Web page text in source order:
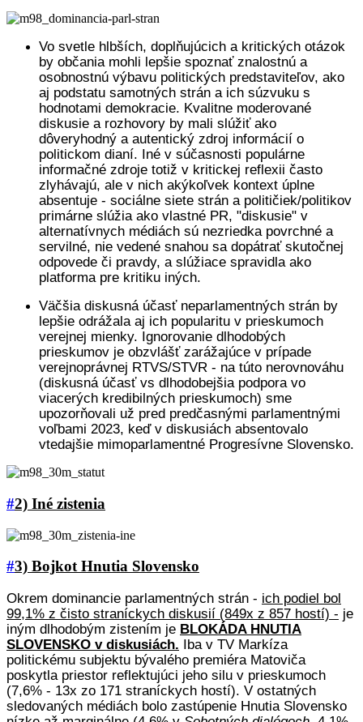
Vo svetle hlbších, doplňujúcich a kritických otázok
by občania mohli lepšie spoznať znalostnú a
osobnostnú výbavu politických predstaviteľov, ako
aj podstatu samotných strán a ich súzvuku s
hodnotami demokracie. Kvalitne moderované
diskusie a rozhovory by mali slúžiť ako
dôveryhodný a autentický zdroj informácií o
politickom dianí. Iné v súčasnosti populárne
informačné zdroje totiž v kritickej reflexii často
zlyhávajú, ale v nich akýkoľvek kontext úplne
absentuje - sociálne siete strán a političiek/politikov
primárne slúžia ako vlastné PR, "diskusie" v
alternatívnych médiách sú nezriedka povrchné a
servilné, nie vedené snahou sa dopátrať skutočnej
odpovede či pravdy, a slúžiace spravidla ako
platforma pre kritiku iných.
Väčšia diskusná účasť neparlamentných strán by
lepšie odrážala aj ich popularitu v prieskumoch
verejnej mienky. Ignorovanie dlhodobých
prieskumov je obzvlášť zarážajúce v prípade
verejnoprávnej RTVS/STVR - na túto nerovnováhu
(diskusná účasť vs dlhodobejšia podpora vo
viacerých kredibilných prieskumoch) sme
upozorňovali už pred predčasnými parlamentnými
voľbami 2023, keď v diskusiách absentovalo
vtedajšie mimoparlamentné Progresívne Slovensko.
#2) Iné zistenia
#3) Bojkot Hnutia Slovensko
Okrem dominancie parlamentných strán - ich podiel bol
99,1% z čisto straníckych diskusií (849x z 857 hostí) - je
iným dlhodobým zistením je BLOKÁDA HNUTIA
SLOVENSKO v diskusiách. Iba v TV Markíza
politickému subjektu bývalého premiéra Matoviča
poskytla priestor reflektujúci jeho silu v prieskumoch
(7,6% - 13x zo 171 straníckych hostí). V ostatných
sledovaných médiách bolo zastúpenie Hnutia Slovensko